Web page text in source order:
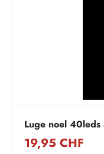
Luge noel
19,95 CHF